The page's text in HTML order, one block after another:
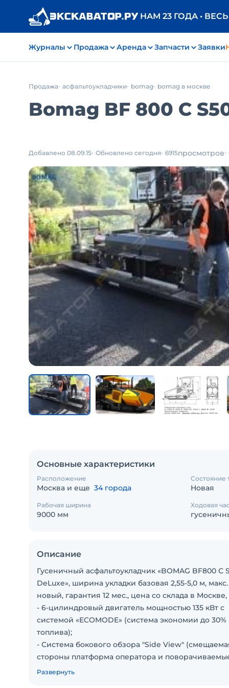
НАМ 23 ГОДА •
Журналы Продажа Аренда Запчасти Заявки
Продажа асфальтоукладчики bomag bomag в москве
Bomag BF 800 С
Добавлено 08.09.15 Обновлено сегодня 6915просмотров
Основные характеристики
Расположение
Москва и еще 34 города
Состояние
Новая
Рабочая ширина
9000 мм
Ходовая
Описание
Гусеничный асфальтоукладчик «BOMAG BF800 С
DeLuxe», ширина укладки базовая 2,55-5,0 м, макс.
новый, гарантия 12 мес., цена со склада в Москве,
- 6-цилиндровый двигатель мощностью 135 кВт с
системой «ECOMODE» (система экономии до 30%
топлива);
- Система бокового обзора "Side View"
стороны платформа оператора и
кресла);
Развернуть